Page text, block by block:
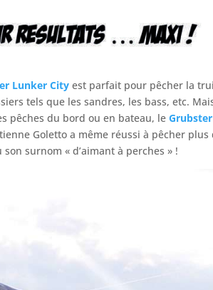
Lunker Cityest parfait pour pêcher la
tels que les sandres, les bass, etc.
pêches du bord ou en bateau, leGrubster
Goletto a même réussi à pêcher
son surnom « d’aimant à perches » !